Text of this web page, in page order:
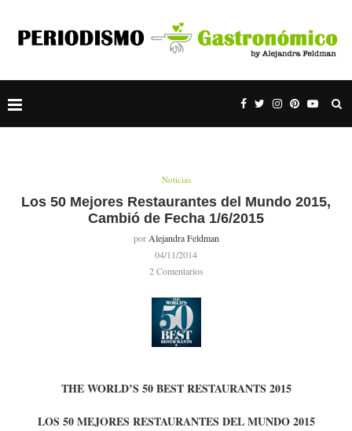
Noticias
Los 50 Mejores Restaurantes del Mundo 2015,
Cambió de Fecha 1/6/2015
por Alejandra Feldman
04/11/2014
2 Comentarios
THE WORLD’S 50 BEST RESTAURANTS 2015
LOS 50 MEJORES RESTAURANTES DEL MUNDO 2015